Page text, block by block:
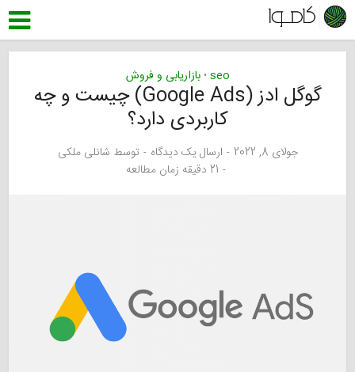
seo
• بازاریابی و فروش
گوگل ادز (Google Ads) چیست و چه
کاربردی دارد؟
جولای 8, 2022 ارسال یک دیدگاه توسط شانلی ملکی
21 دقیقه زمان مطالعه